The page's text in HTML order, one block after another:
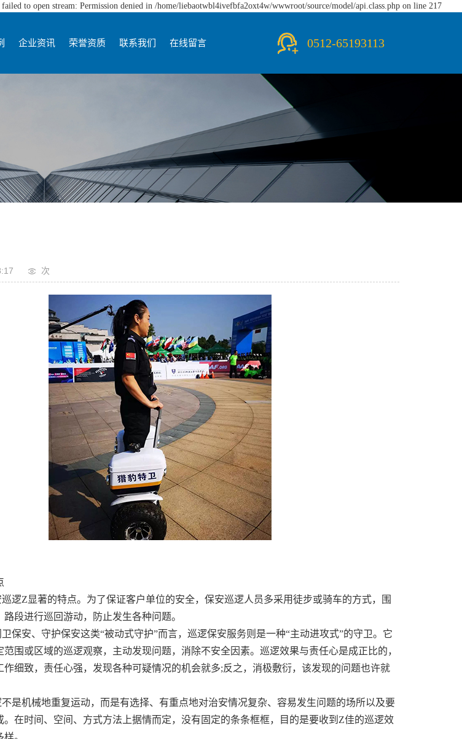
to open stream: Permission denied in /home/liebaotwbl4ivefbfa2oxt4w/wwwroot/source/model/api.class.php on line 217
企业资讯 荣誉资质 联系我们 在线留言 0512-65193113
次
逻Z显著的特点。为了保证客户单位的安全，保安巡逻人员多采用徒步或骑车的方式，围
段进行巡回游动，防止发生各种问题。
保安、守护保安这类“被动式守护”而言，巡逻保安服务则是一种“主动进攻式”的守卫。它
围或区域的巡逻观察，主动发现问题，消除不安全因素。巡逻效果与责任心是成正比的，
作细致，责任心强，发现各种可疑情况的机会就多;反之，消极敷衍，该发现的问题也许就
是机械地重复运动，而是有选择、有重点地对治安情况复杂、容易发生问题的场所以及要
。在时间、空间、方式方法上据情而定，没有固定的条条框框，目的是要收到Z佳的巡逻效
。